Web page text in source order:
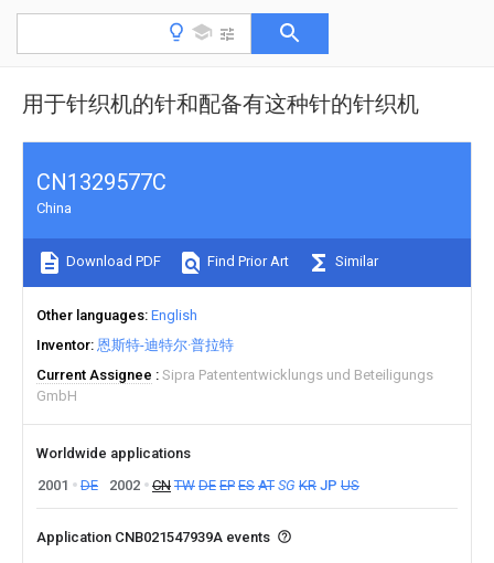
用于针织机的针和配备有这种针的针织机
CN1329577C
China
Download PDF Find Prior Art Similar
Other languages English
Inventor 恩斯特-迪特尔·普拉特
Current Assignee
Sipra Patententwicklungs und Beteiligungs
GmbH
Worldwide applications
2001
DE 2002 CN TW DE EP ES AT SG KR JP US
Application CNB021547939A events